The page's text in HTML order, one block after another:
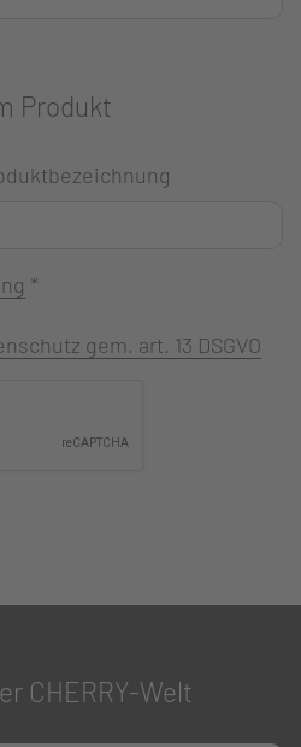
Produkt
*
gem. art. 13 DSGVO
CHERRY-Welt